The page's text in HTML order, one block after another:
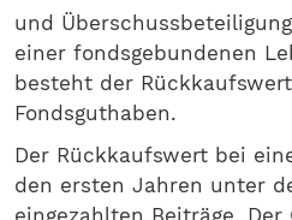
und
einer fondsgebundenen
besteht der
Fondsguthaben.
Der Rückkaufswert bei
den ersten Jahren unter
eingezahlten Beiträge.